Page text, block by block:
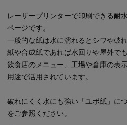
レーザープリンターで印刷できる耐
ページです。
一般的な紙は水に濡れるとシワや破
紙や合成紙であれば水回りや屋外で
飲食店のメニュー、工場や倉庫の表
用途で活用されています。
破れにくく水にも強い「ユポ紙」に
をご参照ください。